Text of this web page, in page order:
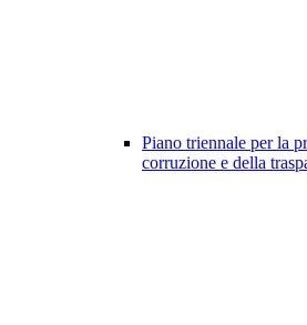
Piano triennale per la
corruzione e della